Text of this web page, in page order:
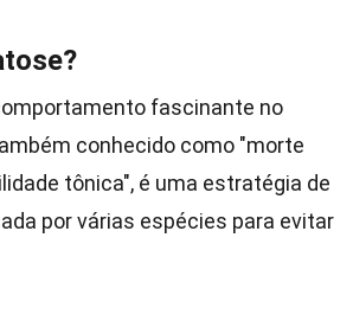
fascinante no
conhecido como "morte
tônica", é uma estratégia de
por várias espécies para evitar